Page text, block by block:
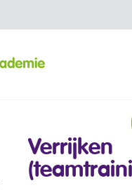
Verrijken